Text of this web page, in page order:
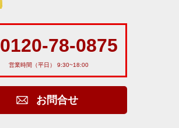
0120-78-0875
営業時間（平日） 9:30~18:00
お問合せ